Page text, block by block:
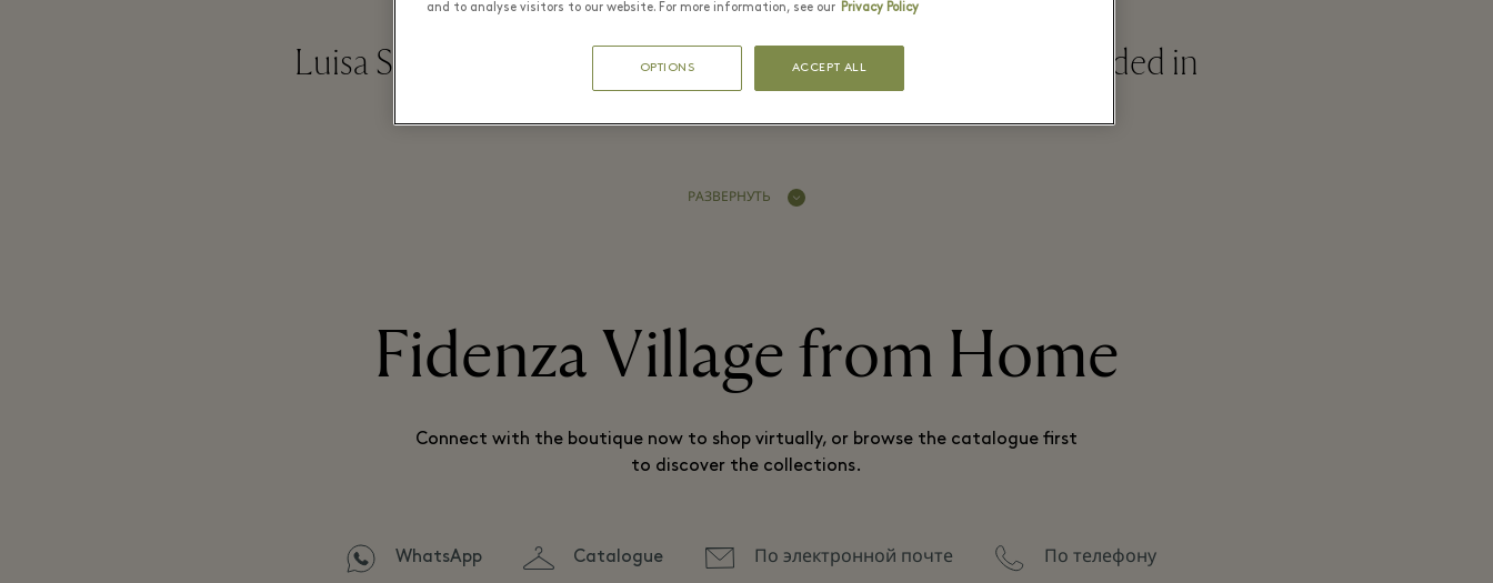
Luisa Spagnoli is a leading Italian womenswear brand, founded in
1928, which is named after its brilliant designer.
РАЗВЕРНУТЬ
Fidenza Village from Home
Connect with the boutique now to shop virtually, or browse the catalogue first
to discover the collections.
WhatsApp Catalogue По электронной почте По телефону
and to analyse visitors to our website. For more information, see our Privacy Policy
OPTIONS ACCEPT ALL